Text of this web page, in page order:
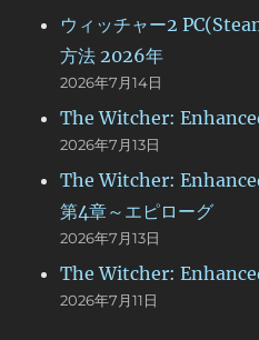
ウィッチャー2
方法 2026年
2026年7月14日
The Witcher:
2026年7月13日
The Witcher:
第4章～エピローグ
2026年7月13日
The Witcher:
2026年7月11日